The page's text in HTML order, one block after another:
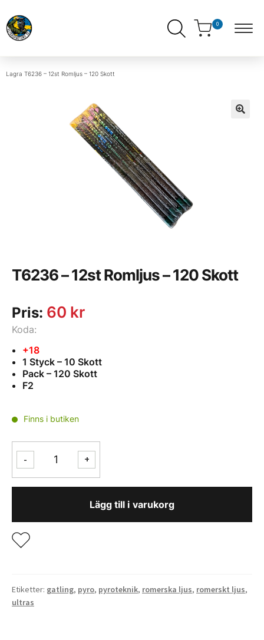
0
Lagra T6236 – 12st Romljus – 120 Skott
T6236 – 12st Romljus – 120 Skott
Koda:
+18
1 Styck – 10 Skott
Pack – 120 Skott
F2
Finns i butiken
-
12st
120
+
Lägg till i varukorg
Pris: 60 kr
Etiketter: gatling, pyro, pyroteknik, romerska ljus, romerskt ljus,
ultras